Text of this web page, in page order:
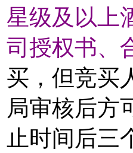
星级及以上
司授权书、
买，但竞买
局审核后方
止时间后三